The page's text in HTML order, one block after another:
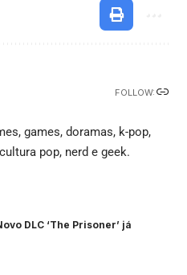
FOLLOW:
games, doramas, k-pop,
pop, nerd e geek.
DLC ‘The Prisoner’ já